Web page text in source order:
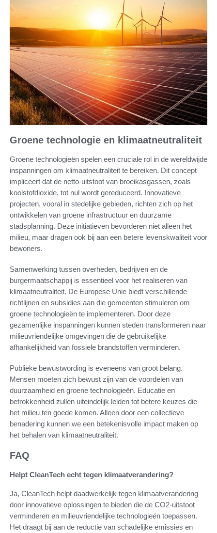
Groene technologie en klimaatneutraliteit
Groene technologieën spelen een cruciale rol in de wereldwijde
inspanningen om klimaatneutraliteit te bereiken. Dit concept
impliceert dat de netto-uitstoot van broeikasgassen, zoals
koolstofdioxide, tot nul wordt gereduceerd. Innovatieve
projecten, vooral in stedelijke gebieden, richten zich op het
ontwikkelen van groene infrastructuur en duurzame
stadsplanning. Deze initiatieven bevorderen niet alleen het
milieu, maar dragen ook bij aan een betere levenskwaliteit voor
bewoners.
Samenwerking tussen overheden, bedrijven en de
burgermaatschappij is essentieel voor het realiseren van
klimaatneutraliteit. De Europese Unie biedt verschillende
richtlijnen en subsidies aan die gemeenten stimuleren om
groene technologieën te implementeren. Door deze
gezamenlijke inspanningen kunnen steden transformeren naar
milieuvriendelijke omgevingen die de gebruikelijke
afhankelijkheid van fossiele brandstoffen verminderen.
Publieke bewustwording is eveneens van groot belang.
Mensen moeten zich bewust zijn van de voordelen van
duurzaamheid en groene technologieën. Educatie en
betrokkenheid zullen uiteindelijk leiden tot betere keuzes die
het milieu ten goede komen. Alleen door een collectieve
benadering kunnen we een betekenisvolle impact maken op
het behalen van klimaatneutraliteit.
FAQ
Helpt CleanTech echt tegen klimaatverandering?
Ja, CleanTech helpt daadwerkelijk tegen klimaatverandering
door innovatieve oplossingen te bieden die de CO2-uitstoot
verminderen en milieuvriendelijke technologieën toepassen.
Het draagt bij aan de reductie van schadelijke emissies en